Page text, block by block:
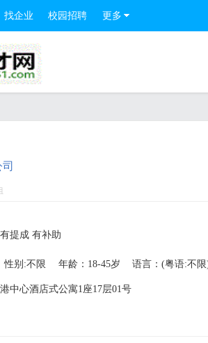
找企业 校园招聘 更多
提成 有补助
性别:不限 年龄：18-45岁 语言：(粤语:不
中心酒店式公寓1座17层01号